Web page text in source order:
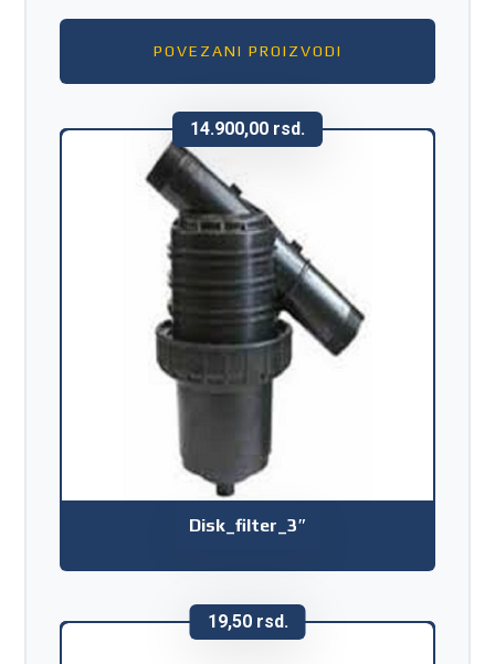
POVEZANI PROIZVODI
Disk_filter_3″
14.900,00 rsd.
19,50 rsd.